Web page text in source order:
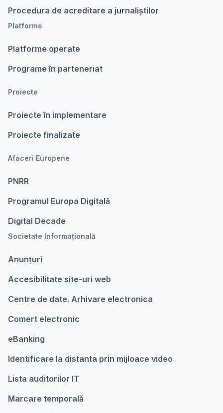
Procedura de acreditare a jurnaliștilor
Platforme
Platforme operate
Programe în parteneriat
Proiecte
Proiecte în implementare
Proiecte finalizate
Afaceri Europene
PNRR
Programul Europa Digitalǎ
Digital Decade
Societate Informațională
Anunțuri
Accesibilitate site-uri web
Centre de date. Arhivare electronica
Comert electronic
eBanking
Identificare la distanta prin mijloace video
Lista auditorilor IT
Marcare temporalǎ